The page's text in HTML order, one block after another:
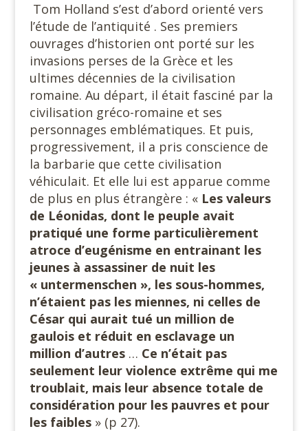
Tom Holland s’est d’abord orienté vers
l’étude de l’antiquité . Ses premiers
ouvrages d’historien ont porté sur les
invasions perses de la Grèce et les
ultimes décennies de la civilisation
romaine. Au départ, il était fasciné par la
civilisation gréco-romaine et ses
personnages emblématiques. Et puis,
progressivement, il a pris conscience de
la barbarie que cette civilisation
véhiculait. Et elle lui est apparue comme
de plus en plus étrangère : « Les valeurs
de Léonidas, dont le peuple avait
pratiqué une forme particulièrement
atroce d’eugénisme en entrainant les
jeunes à assassiner de nuit les
« untermenschen », les sous-hommes,
n’étaient pas les miennes, ni celles de
César qui aurait tué un million de
gaulois et réduit en esclavage un
million d’autres … Ce n’était pas
seulement leur violence extrême qui me
troublait, mais leur absence totale de
considération pour les pauvres et pour
les faibles » (p 27).